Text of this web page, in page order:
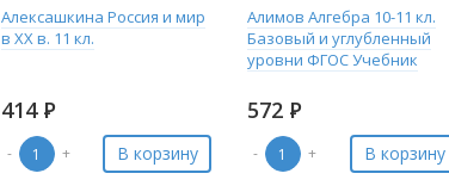
Алексашкина Россия и мир
в ХХ в. 11 кл.
414 Р
- + В корзину
Алимов Алгебра 10-11 кл.
Базовый и углубленный
уровни ФГОС Учебник
572 Р
- + В корзину